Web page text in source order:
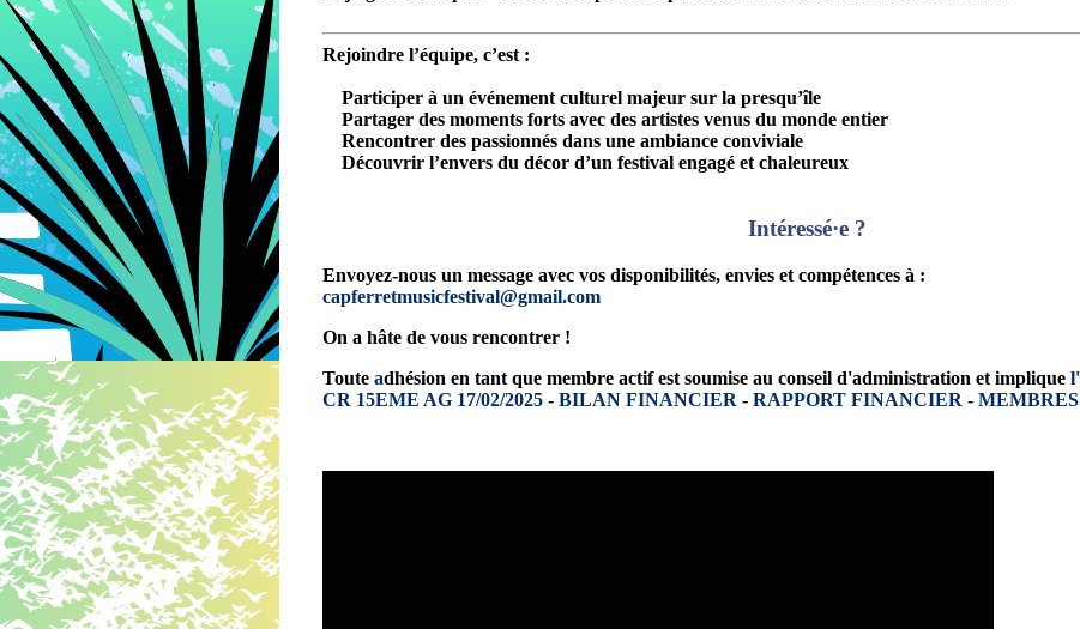
Rejoindre l’équipe, c’est :
Participer à un événement culturel majeur sur la presqu’île
Partager des moments forts avec des artistes venus du monde entier
Rencontrer des passionnés dans une ambiance conviviale
Découvrir l’envers du décor d’un festival engagé et chaleureux
Intéressé·e ?
Envoyez-nous un message avec vos disponibilités, envies et compétences à :
capferretmusicfestival@gmail.com
On a hâte de vous rencontrer !
Toute adhésion en tant que membre actif est soumise au conseil d'administration et implique
CR 15EME AG 17/02/2025 - BILAN FINANCIER - RAPPORT FINANCIER - MEMBRES